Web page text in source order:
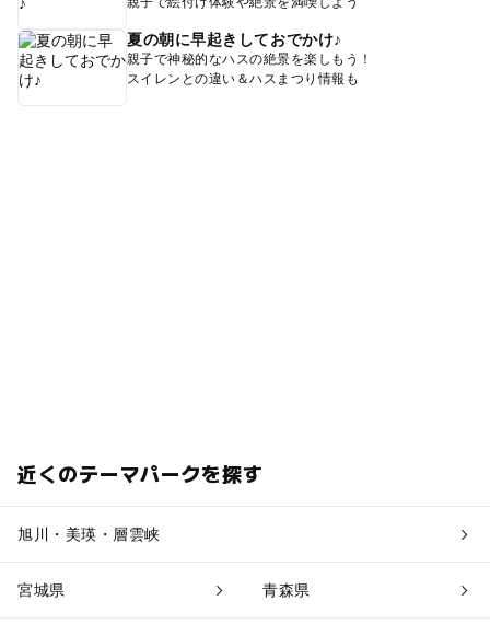
夏の朝に早起きしておでかけ♪
親子で神秘的なハスの絶景を楽しもう！
スイレンとの違い＆ハスまつり情報も
近くのテーマパークを探す
旭川・美瑛・層雲峡
宮城県 青森県